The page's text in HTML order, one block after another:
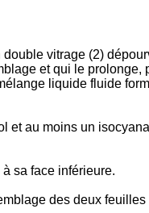
vitrage (2)
et qui le
liquide fluide
au moins un
sa face inférieure.
des deux